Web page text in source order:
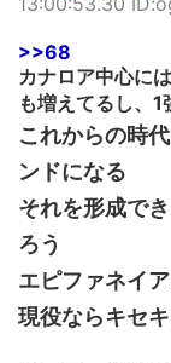
>>68
カナロア中心に
も増えてるし、
これからの時
ンドになる
それを形成で
ろう
エピファネイ
現役ならキセ